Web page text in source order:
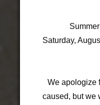
Saturday,
We apologize
caused, but we